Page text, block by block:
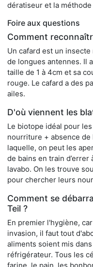
dératiseur et la
Foire aux questions
Comment
Un cafard est un
de longues antennes. Il
taille de 1 à 4cm et sa
rouge. Le cafard a des
ailes.
D'où viennent les
Le biotope idéal pour
nourriture + absence
laquelle, on peut les
de bains en train d’errer
lavabo. On les trouve
pour chercher leurs
Comment se
Teil ?
En premier l'hygiène,
invasion, il faut tout
aliments soient mis
réfrigérateur. Tous les